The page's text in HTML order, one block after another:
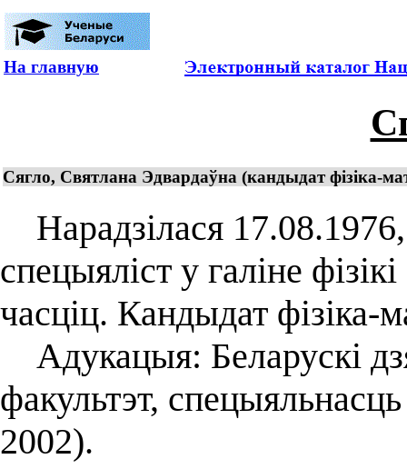
На главную
Сягло, Святлана Эдвардаўна (кандыдат фізіка-
Нарадзілася
спецыяліст у галіне
часціц. Кандыдат
Адукацыя: Беларускі
факультэт,
2002).